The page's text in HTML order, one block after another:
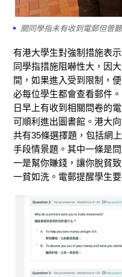
關同學指未有收到電郵但曾
有港大學生對強制措施表
同學指措施阻嚇性大，因
間，如果進入受到限制，
必每位學生都會查看郵件
日早上有收到相關問卷的
可順利進出圖書館。港大
共有35條選擇題，包括網
手段情景題。其中一條是
一是幫你賺錢，讓你脫貧
一貧如洗。電郵提醒學生